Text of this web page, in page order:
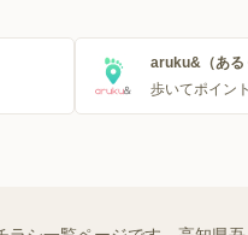
aruku&（ある
歩いてポイン